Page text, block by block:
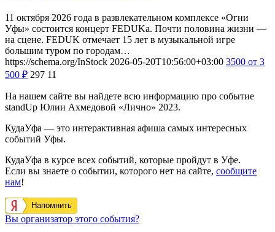
11 октября 2026 года в развлекательном комплексе «Огни
Уфы» состоится концерт FEDUKа. Почти половина жизни —
на сцене. FEDUK отмечает 15 лет в музыкальной игре
большим туром по городам…
https://schema.org/InStock 2026-05-20T10:56:00+03:00 3500 от 3
500 ₽ 297 11
На нашем сайте вы найдете всю информацию про событие
standUp Юлии Ахмедовой «Лично» 2023.
КудаУфа — это интерактивная афиша самых интересных
событий Уфы.
КудаУфа в курсе всех событий, которые пройдут в Уфе.
Если вы знаете о событии, которого нет на сайте, сообщите
нам!
Напомнить
Вы организатор этого события?